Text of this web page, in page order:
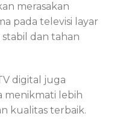
merasakan
pada televisi layar
stabil dan tahan
digital juga
menikmati lebih
kualitas terbaik.